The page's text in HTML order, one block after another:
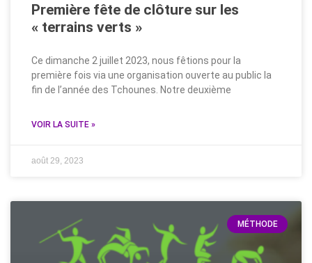
Première fête de clôture sur les
« terrains verts »
Ce dimanche 2 juillet 2023, nous fêtions pour la
première fois via une organisation ouverte au public la
fin de l’année des Tchounes. Notre deuxième
VOIR LA SUITE »
août 29, 2023
MÉTHODE